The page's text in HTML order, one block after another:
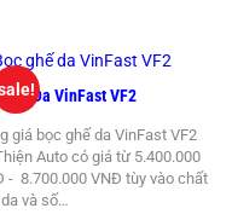
Da VinFast VF2
giá bọc ghế da VinFast VF2
Auto có giá từ 5.400.000
- 8.700.000 VNĐ tùy vào chất
và số…